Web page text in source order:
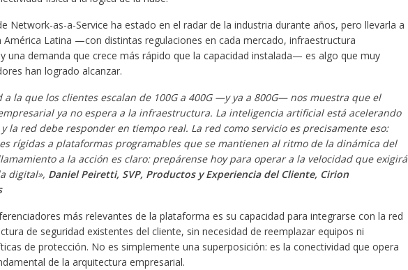
Network-as-a-Service ha estado en el radar de la industria durante años, pero llevarla a
América Latina —con distintas regulaciones en cada mercado, infraestructura
una demanda que crece más rápido que la capacidad instalada— es algo que muy
han logrado alcanzar.
a la que los clientes escalan de 100G a 400G —y ya a 800G— nos muestra que el
ya no espera a la infraestructura. La inteligencia artificial está acelerando
la red debe responder en tiempo real. La red como servicio es precisamente eso:
rígidas a plataformas programables que se mantienen al ritmo de la dinámica del
a la acción es claro: prepárense hoy para operar a la velocidad que exigirá
digital», Daniel Peiretti, SVP, Productos y Experiencia del Cliente, Cirion
más relevantes de la plataforma es su capacidad para integrarse con la red
de seguridad existentes del cliente, sin necesidad de reemplazar equipos ni
de protección. No es simplemente una superposición: es la conectividad que opera
de la arquitectura empresarial.